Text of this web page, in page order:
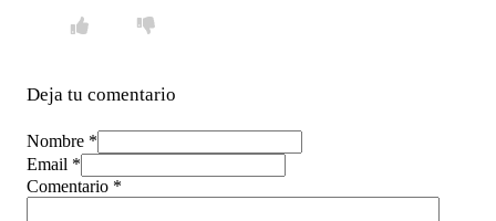
Deja tu comentario
Nombre *
Email *
Comentario *